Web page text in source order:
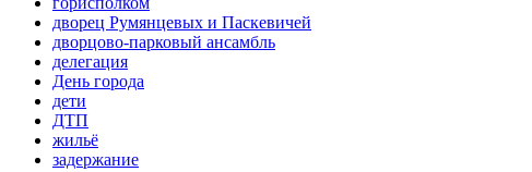
дворец Румянцевых и Паскевичей
дворцово-парковый ансамбль
делегация
День города
дети
ДТП
жильё
задержание